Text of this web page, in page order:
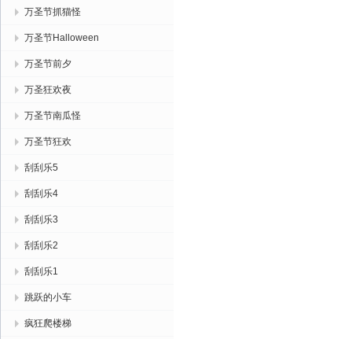
万圣节抓猫怪
万圣节Halloween
万圣节前夕
万圣狂欢夜
万圣节南瓜怪
万圣节狂欢
刮刮乐5
刮刮乐4
刮刮乐3
刮刮乐2
刮刮乐1
跳跃的小车
疯狂爬楼梯